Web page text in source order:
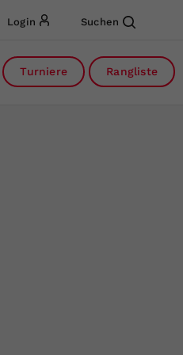
Login Suchen
Turniere Rangliste